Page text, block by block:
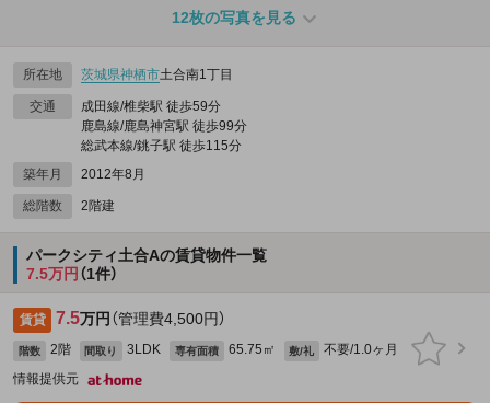
12枚の写真を見る
所在地 茨城県神栖市土合南1丁目
交通
成田線/椎柴駅 徒歩59分
鹿島線/鹿島神宮駅 徒歩99分
総武本線/銚子駅 徒歩115分
築年月
2012年8月
総階数 2階建
パークシティ土合Aの賃貸物件一覧
7.5万円 （1件）
賃貸 7.5万円 （管理費4,500円）
階数 2階 間取り 3LDK 専有面積 65.75㎡ 敷/礼
不要/1.0ヶ月
情報提供元